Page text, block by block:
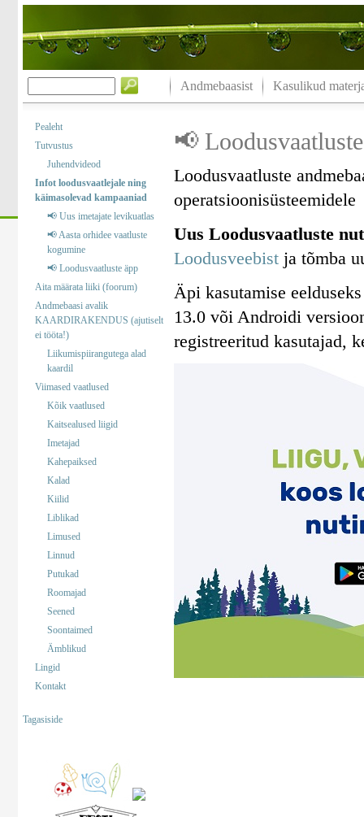
Andmebaasist Kasulikud
Pealeht
Tutvustus
Juhendvideod
Infot loodusvaatlejale ning
käimasolevad kampaaniad
📢 Uus imetajate levikuatlas
📢 Aasta orhidee vaatluste
kogumine
📢 Loodusvaatluste äpp
Aita määrata liiki (foorum)
Andmebaasi avalik
KAARDIRAKENDUS (ajutiselt
ei tööta!)
Liikumispiirangutega alad
kaardil
Viimased vaatlused
Kõik vaatlused
Kaitsealused liigid
Imetajad
Kahepaiksed
Kalad
Kiilid
Liblikad
Limused
Linnud
Putukad
Roomajad
Seened
Soontaimed
Ämblikud
Lingid
Kontakt
Tagasiside
📢
Loodusvaatluste
operatsioonisüsteemidele
Uus Loodusvaatluste
Loodusveebistja tõmba
Äpi kasutamise
13.0 või Androidi
registreeritud kasutajad,